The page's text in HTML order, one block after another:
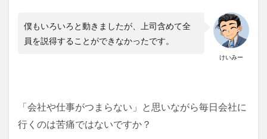
けいみー
僕もいろいろと動きましたが、上司含めて全
員を説得することができなかったです。
「会社や仕事がつまらない」と思いながら毎日会社に
行くのは苦痛ではないですか？